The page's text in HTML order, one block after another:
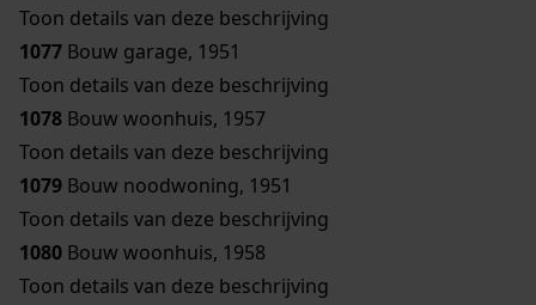
Toon details van deze beschrijving
1077 Bouw garage, 1951
Toon details van deze beschrijving
1078 Bouw woonhuis, 1957
Toon details van deze beschrijving
1079 Bouw noodwoning, 1951
Toon details van deze beschrijving
1080 Bouw woonhuis, 1958
Toon details van deze beschrijving